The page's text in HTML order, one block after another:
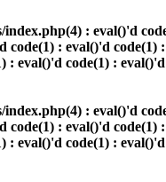
index.php(4) : eval()'d
: eval()'d
eval()'d code(1) :
index.php(4) : eval()'d
: eval()'d
eval()'d code(1) :